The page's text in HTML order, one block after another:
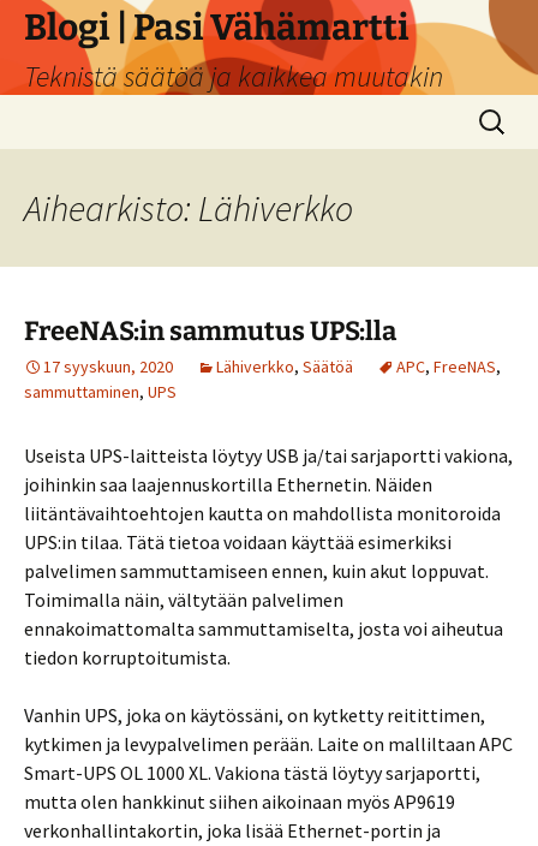
Siirry
sisältöön
Blogi | Pasi Vähämartti
Teknistä säätöä ja kaikkea muutakin
Haku:
Aihearkisto: Lähiverkko
FreeNAS:in sammutus UPS:lla
17 syyskuun, 2020 Lähiverkko, Säätöä APC, FreeNAS,
sammuttaminen, UPS
Useista UPS-laitteista löytyy USB ja/tai sarjaportti vakiona,
joihinkin saa laajennuskortilla Ethernetin. Näiden
liitäntävaihtoehtojen kautta on mahdollista monitoroida
UPS:in tilaa. Tätä tietoa voidaan käyttää esimerkiksi
palvelimen sammuttamiseen ennen, kuin akut loppuvat.
Toimimalla näin, vältytään palvelimen
ennakoimattomalta sammuttamiselta, josta voi aiheutua
tiedon korruptoitumista.
Vanhin UPS, joka on käytössäni, on kytketty reitittimen,
kytkimen ja levypalvelimen perään. Laite on malliltaan APC
Smart-UPS OL 1000 XL. Vakiona tästä löytyy sarjaportti,
mutta olen hankkinut siihen aikoinaan myös AP9619
verkonhallintakortin, joka lisää Ethernet-portin ja